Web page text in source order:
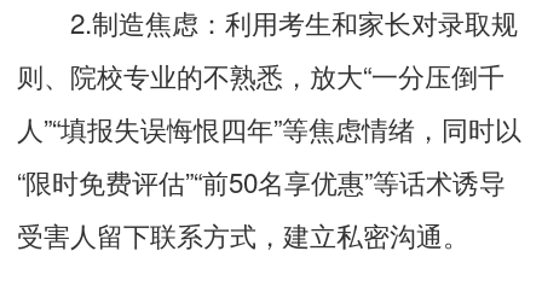
2.制造焦虑：利用考生和家长对录取规
则、院校专业的不熟悉，放大“一分压倒千
人”“填报失误悔恨四年”等焦虑情绪，同时以
“限时免费评估”“前50名享优惠”等话术诱导
受害人留下联系方式，建立私密沟通。